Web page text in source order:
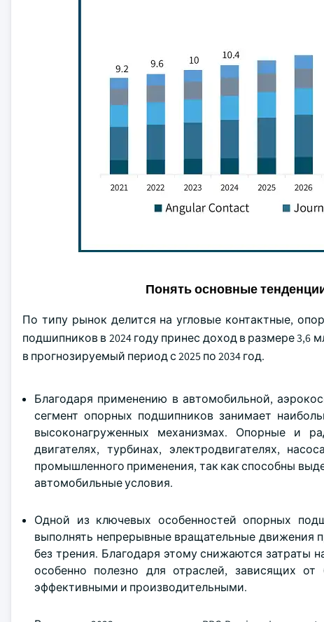
Понять основные
По типу рынок делится на угловые контактные,
подшипников в 2024 году принес доход в размере 3,6
в прогнозируемый период с 2025 по 2034 год.
Благодаря применению в автомобильной,
сегмент опорных подшипников занимает
высоконагруженных механизмах. Опорные и
двигателях, турбинах, электродвигателях,
промышленного применения, так как способны
автомобильные условия.
Одной из ключевых особенностей опорных
выполнять непрерывные вращательные движения
без трения. Благодаря этому снижаются затраты
особенно полезно для отраслей, зависящих
эффективными и производительными.